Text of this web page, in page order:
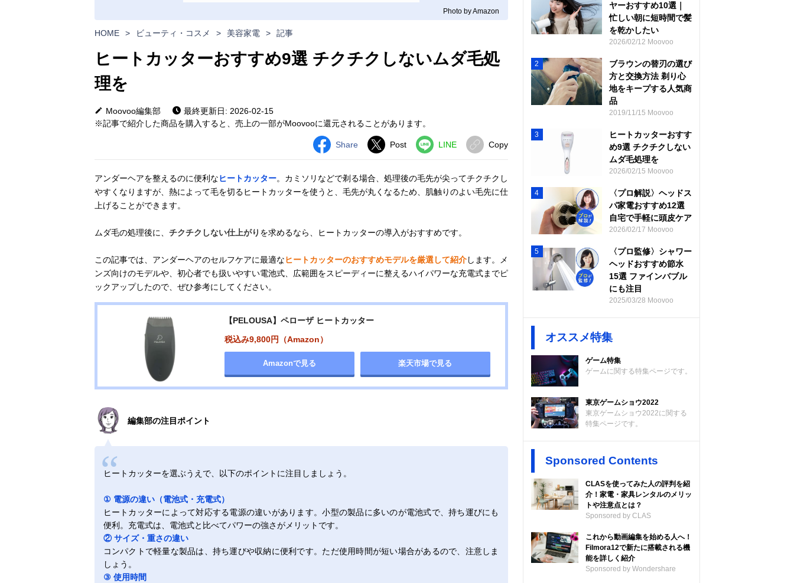
Photo by Amazon
HOME > ビューティ・コスメ > 美容家電 > 記事
ヒートカッターおすすめ9選 チクチクしないムダ毛処
理を
Moovoo編集部
最終更新日: 2026-02-15
※記事で紹介した商品を購入すると、売上の一部がMoovooに還元されることがあります。
Share Post LINE Copy
アンダーヘアを整えるのに便利なヒートカッター。カミソリなどで剃る場合、処理後の毛先が尖ってチクチクし
やすくなりますが、熱によって毛を切るヒートカッターを使うと、毛先が丸くなるため、肌触りのよい毛先に仕
上げることができます。
ムダ毛の処理後に、 チクチクしない仕上がり を求めるなら、ヒートカッターの導入がおすすめです。
この記事では、アンダーヘアのセルフケアに最適なヒートカッターのおすすめモデルを厳選して紹介します。メ
ンズ向けのモデルや、初心者でも扱いやすい電池式、広範囲をスピーディーに整えるハイパワーな充電式までピ
ックアップしたので、ぜひ参考にしてください。
【PELOUSA】ペローザ ヒートカッター
税込み9,800円（Amazon）
Amazonで見る 楽天市場で見る
編集部の注目ポイント
ヒートカッターを選ぶうえで、以下のポイントに注目しましょう。
① 電源の違い（電池式・充電式）
ヒートカッターによって対応する電源の違いがあります。小型の製品に多いのが電池式で、持ち運びにも
便利。充電式は、電池式と比べてパワーの強さがメリットです。
② サイズ・重さの違い
コンパクトで軽量な製品は、持ち運びや収納に便利です。ただ使用時間が短い場合があるので、注意しま
しょう。
③ 使用時間
ヤーおすすめ10選｜
忙しい朝に短時間で髪
を乾かしたい
2026/02/12 Moovoo
2
ブラウンの替刃の選び
方と交換方法 剃り心
地をキープする人気商
品
2019/11/15 Moovoo
3
ヒートカッターおすす
め9選 チクチクしない
ムダ毛処理を
2026/02/15 Moovoo
4
〈プロ解説〉ヘッドス
パ家電おすすめ12選
自宅で手軽に頭皮ケア
2026/02/17 Moovoo
5
〈プロ監修〉シャワー
ヘッドおすすめ節水
15選 ファインバブル
にも注目
2025/03/28 Moovoo
オススメ特集
ゲーム特集
ゲームに関する特集ページです。
東京ゲームショウ2022
東京ゲームショウ2022に関する
特集ページです。
Sponsored Contents
CLASを使ってみた人の評判を紹
介！家電・家具レンタルのメリッ
トや注意点とは？
Sponsored by CLAS
これから動画編集を始める人へ！
Filmora12で新たに搭載される機
能を詳しく紹介
Sponsored by Wondershare